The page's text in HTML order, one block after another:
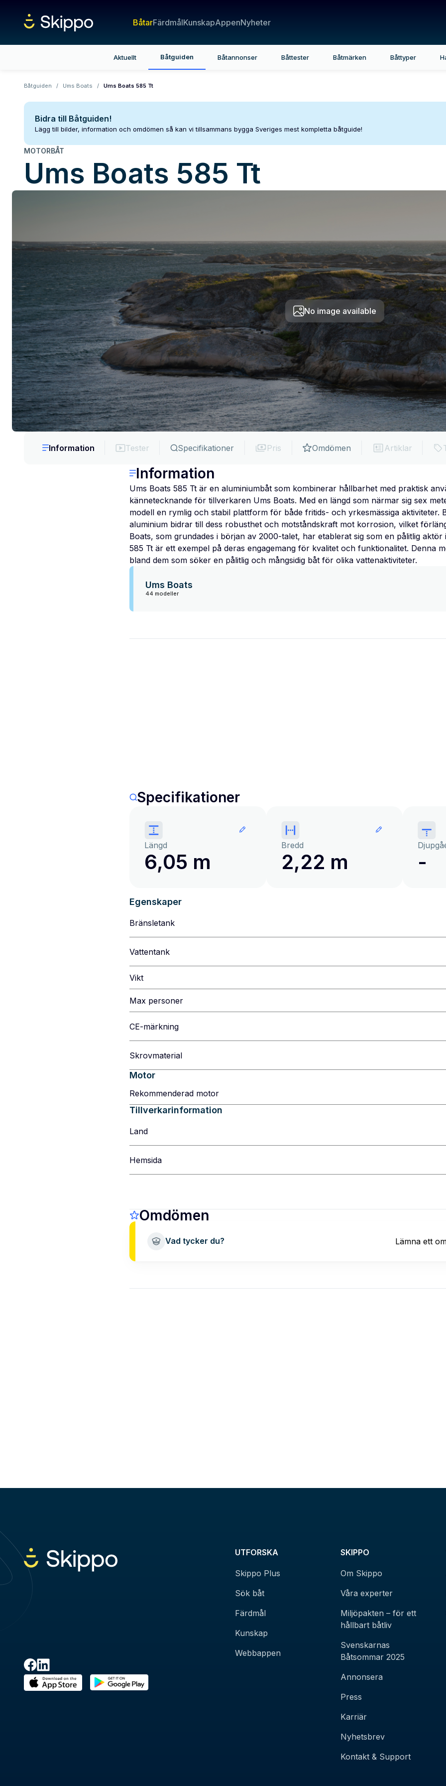
BåtarFärdmålKunskapAppenNyheter
Aktuellt Båtguiden Båtannonser Båttester Båtmärken Båttyper
Båtguiden / Ums Boats / Ums Boats 585 Tt
Bidra till Båtguiden!
Lägg till bilder, information och omdömen så kan vi tillsammans bygga Sveriges mest kompletta båtguide!
MOTORBÅT
Ums Boats 585 Tt
No image available
Information Tester Specifikationer Pris Omdömen Artiklar
Information
Ums Boats 585 Tt är en aluminiumbåt som kombinerar hållbarhet med praktisk
kännetecknande för tillverkaren Ums Boats. Med en längd som närmar sig sex
modell en rymlig och stabil plattform för både fritids- och yrkesmässiga aktiviteter.
aluminium bidrar till dess robusthet och motståndskraft mot korrosion, vilket
Boats, som grundades i början av 2000-talet, har etablerat sig som en pålitlig
585 Tt är ett exempel på deras engagemang för kvalitet och funktionalitet. Denna
bland dem som söker en pålitlig och mångsidig båt för olika vattenaktiviteter.
Ums Boats
44 modeller
Specifikationer
Längd
6,05 m
Bredd
2,22 m -
Egenskaper
Bränsletank
Vattentank
Vikt
Max personer
CE-märkning
Skrovmaterial
Motor
Rekommenderad motor
Tillverkarinformation
Land
Hemsida
Omdömen
Vad tycker du? Lämna ett
UTFORSKA
Skippo Plus
Sök båt
Färdmål
Kunskap
Webbappen
SKIPPO
Om Skippo
Våra experter
Miljöpakten – för ett
hållbart båtliv
Svenskarnas
Båtsommar 2025
Annonsera
Press
Karriär
Nyhetsbrev
Kontakt & Support